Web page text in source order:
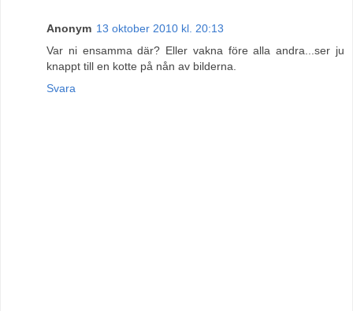
Anonym 13 oktober 2010 kl. 20:13
Var ni ensamma där? Eller vakna före alla andra...ser ju
knappt till en kotte på nån av bilderna.
Svara